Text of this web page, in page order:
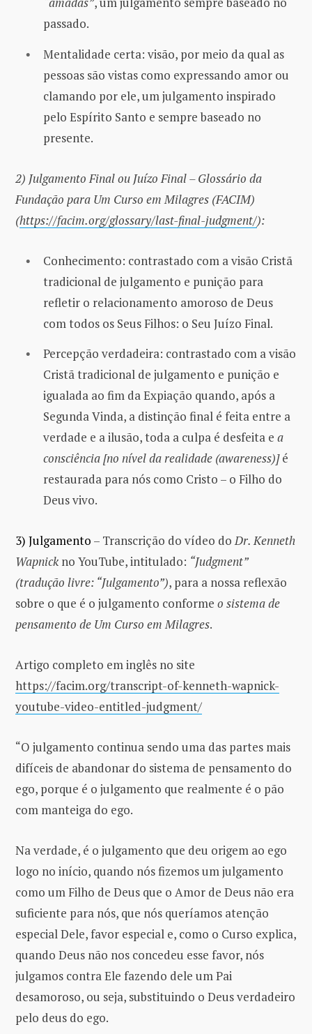
passado.
Mentalidade certa: visão, por meio da qual as
pessoas são vistas como expressando amor ou
clamando por ele, um julgamento inspirado
pelo Espírito Santo e sempre baseado no
presente.
2) Julgamento Final ou Juízo Final – Glossário da
Fundação para Um Curso em Milagres (FACIM)
(https://facim.org/glossary/last-final-judgment/):
Conhecimento: contrastado com a visão Cristã
tradicional de julgamento e punição para
refletir o relacionamento amoroso de Deus
com todos os Seus Filhos: o Seu Juízo Final.
Percepção verdadeira: contrastado com a visão
Cristã tradicional de julgamento e punição e
igualada ao fim da Expiação quando, após a
Segunda Vinda, a distinção final é feita entre a
verdade e a ilusão, toda a culpa é desfeita e a
consciência [no nível da realidade (awareness)]é
restaurada para nós como Cristo – o Filho do
Deus vivo.
3) Julgamento – Transcrição do vídeo doDr. Kenneth
Wapnick no YouTube, intitulado: “Judgment”
(tradução livre: “Julgamento”), para a nossa reflexão
sobre o que é o julgamento conforme o sistema de
pensamento de Um Curso em Milagres.
Artigo completo em inglês no site
https://facim.org/transcript-of-kenneth-wapnick-
youtube-video-entitled-judgment/
“O julgamento continua sendo uma das partes mais
difíceis de abandonar do sistema de pensamento do
ego, porque é o julgamento que realmente é o pão
com manteiga do ego.
Na verdade, é o julgamento que deu origem ao ego
logo no início, quando nós fizemos um julgamento
como um Filho de Deus que o Amor de Deus não era
suficiente para nós, que nós queríamos atenção
especial Dele, favor especial e, como o Curso explica,
quando Deus não nos concedeu esse favor, nós
julgamos contra Ele fazendo dele um Pai
desamoroso, ou seja, substituindo o Deus verdadeiro
pelo deus do ego.